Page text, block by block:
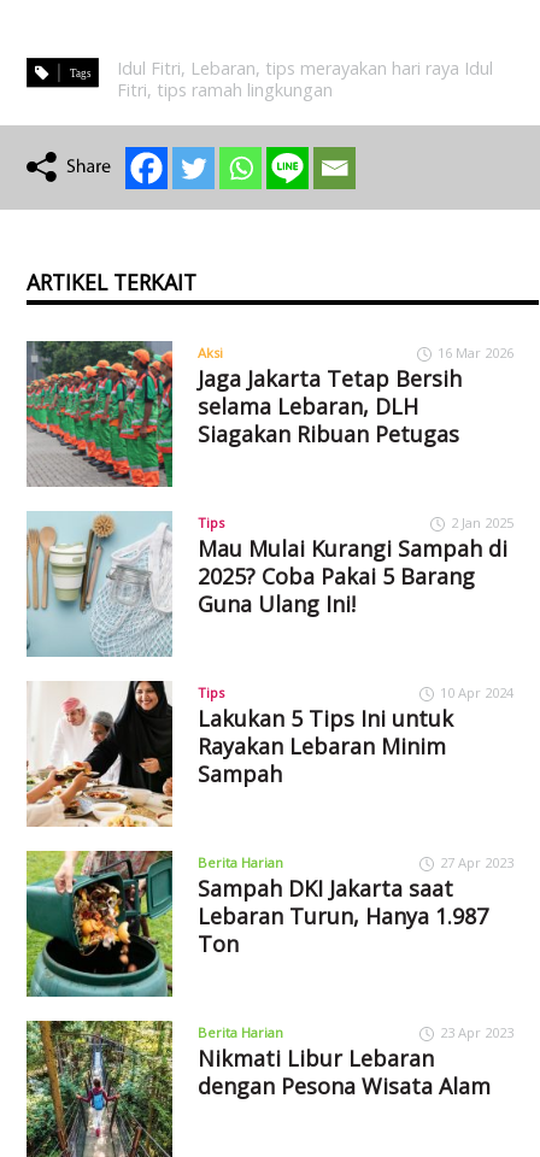
Idul Fitri, Lebaran, tips merayakan hari raya Idul
Fitri, tips ramah lingkungan
ARTIKEL TERKAIT
Aksi 16 Mar 2026
Jaga Jakarta Tetap Bersih
selama Lebaran, DLH
Siagakan Ribuan Petugas
Tips 2 Jan 2025
Mau Mulai Kurangi Sampah di
2025? Coba Pakai 5 Barang
Guna Ulang Ini!
Tips 10 Apr 2024
Lakukan 5 Tips Ini untuk
Rayakan Lebaran Minim
Sampah
Berita Harian 27 Apr 2023
Sampah DKI Jakarta saat
Lebaran Turun, Hanya 1.987
Ton
Berita Harian 23 Apr 2023
Nikmati Libur Lebaran
dengan Pesona Wisata Alam